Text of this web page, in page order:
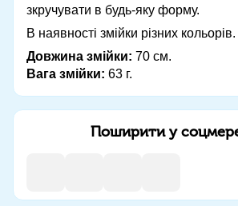
зкручувати в будь-яку форму.
В наявності змійки різних кольорів.
Довжина змійки: 70 см.
Вага змійки: 63 г.
Поширити у